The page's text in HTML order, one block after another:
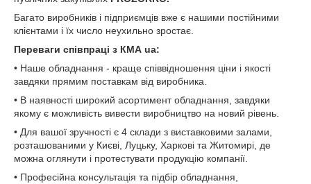
Багато виробників і підприємців вже є нашими постійними
клієнтами і їх число неухильно зростає.
Переваги співпраці з КМА ua:
• Наше обладнання - краще співвідношення ціни і якості
завдяки прямим поставкам від виробника.
• В наявності широкий асортимент обладнання, завдяки
якому є можливість вивести виробництво на новий рівень.
• Для вашої зручності є 4 склади з виставковими залами,
розташованими у Києві, Луцьку, Харкові та Житомирі, де
можна оглянути і протестувати продукцію компанії.
• Професійна консультація та підбір обладнання,